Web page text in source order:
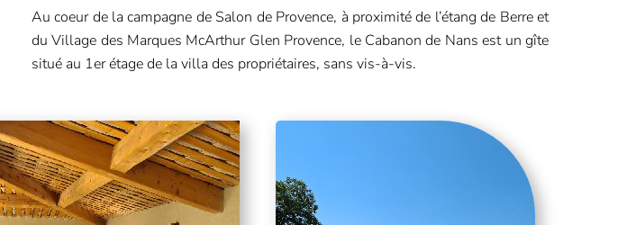
Au coeur de la campagne de Salon de Provence, à proximité de l’étang de Berre et
du Village des Marques McArthur Glen Provence, le Cabanon de Nans est un gîte
situé au 1er étage de la villa des propriétaires, sans vis-à-vis.